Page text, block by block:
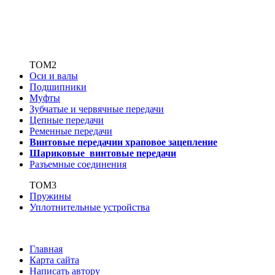
ТОМ2
Оси и валы
Подшипники
Муфты
Зубчатые и червячные передачи
Цепные передачи
Ременные передачи
Винтовые передачии храповое зацепление
Шариковые винтовые передачи
Разъемные соединения
ТОМ3
Пружины
Уплотнительные устройства
Главная
Карта сайта
Написать автору